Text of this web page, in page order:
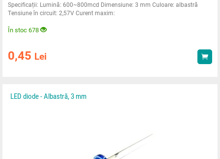
Specificații: Lumină: 600~800mcd Dimensiune: 3 mm Culoare: albastră
Tensiune în circuit: 2,57V Curent maxim:
În stoc 678
0,45 Lei
LED diode - Albastră, 3 mm